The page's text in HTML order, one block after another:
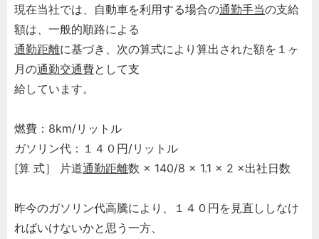
現在当社では、自動車を利用する場合の通勤手当の支給
額は、一般的順路による
通勤距離に基づき、次の算式により算出された額を１ヶ
月の通勤交通費として支
給しています。
燃費：8km/リットル
ガソリン代：１４０円/リットル
[算 式］ 片道通勤距離数 × 140/8 × 1.1 × 2 ×出社日数
昨今のガソリン代高騰により、１４０円を見直ししなけ
ればいけないかと思う一方、